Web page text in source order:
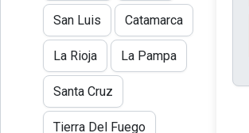
San Luis Catamarca
La Rioja La Pampa
Santa Cruz
Tierra Del Fuego